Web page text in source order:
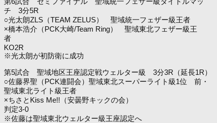
チ 3分5R
○光太朗ZLS（TEAM ZELUS） 聖域統一フェザー級王者
×橋本浩介（PCK大崎/Team Ring） 聖域東北フェザー級王
者
KO2R
※光太朗が初防衛に成功
第5試合 聖域地区王座認定戦ウェルター級 3分3R（延長1R）
○佐藤界聖（PCK連闘会）聖域東北スーパーライト級1位 前・
聖域東北ライト級王者
×ちさとKiss Me!!（安曇野キックの会）
判定3-0
※佐藤は聖域東北ウェルター級王座認定へ